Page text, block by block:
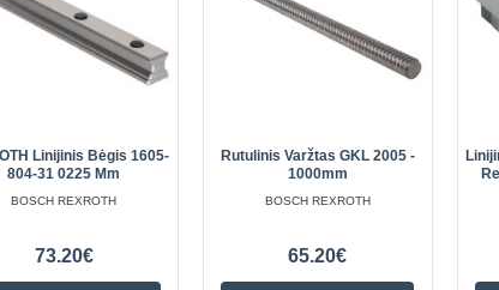
9.5 mm K3: 3.20 mm N3: 6
REXROTH 1666-194-20
Linijinis Bėgis 1605-
804-31 0225 Mm
BOSCH REXROTH
73.20€
Rutulinis Varžtas GKL 2005 -
1000mm
BOSCH REXROTH
65.20€